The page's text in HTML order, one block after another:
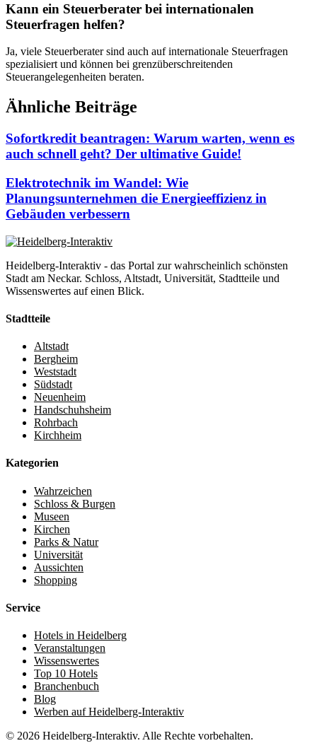
Kann ein Steuerberater bei internationalen
Steuerfragen helfen?
Ja, viele Steuerberater sind auch auf internationale Steuerfragen
spezialisiert und können bei grenzüberschreitenden
Steuerangelegenheiten beraten.
Ähnliche Beiträge
Sofortkredit beantragen: Warum warten, wenn es
auch schnell geht? Der ultimative Guide!
Elektrotechnik im Wandel: Wie
Planungsunternehmen die Energieeffizienz in
Gebäuden verbessern
Heidelberg-Interaktiv - das Portal zur wahrscheinlich schönsten
Stadt am Neckar. Schloss, Altstadt, Universität, Stadtteile und
Wissenswertes auf einen Blick.
Stadtteile
Altstadt
Bergheim
Weststadt
Südstadt
Neuenheim
Handschuhsheim
Rohrbach
Kirchheim
Kategorien
Wahrzeichen
Schloss & Burgen
Museen
Kirchen
Parks & Natur
Universität
Aussichten
Shopping
Service
Hotels in Heidelberg
Veranstaltungen
Wissenswertes
Top 10 Hotels
Branchenbuch
Blog
Werben auf Heidelberg-Interaktiv
© 2026 Heidelberg-Interaktiv. Alle Rechte vorbehalten.